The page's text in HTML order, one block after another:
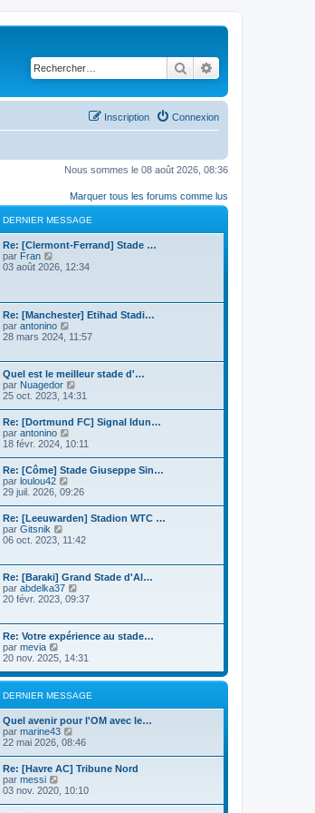
Rechercher
Connexion
Inscription
Nous sommes le 08 août 2026, 08:36
Marquer tous les forums comme lus
DERNIER MESSAGE
Re: [Clermont-Ferrand] Stade …
par Fran
o
t
e
r
e
d
e
r
n
i
e
r
m
e
s
s
a
g
e
03 août 2026, 12:34
Re: [Manchester] Etihad Stadi…
par antonino
o
u
l
t
e
r
l
d
e
r
n
i
e
r
m
s
a
g
e
28 mars 2024, 11:57
Quel est le meilleur stade d'…
par Nuagedor
o
s
u
t
e
r
e
d
e
r
n
i
r
m
e
s
a
g
25 oct. 2023, 14:31
Re: [Dortmund FC] Signal Idun…
par antonino
o
u
t
e
r
e
e
r
n
i
e
m
e
s
a
g
e
18 févr. 2024, 10:11
Re: [Côme] Stade Giuseppe Sin…
par loulou42
o
s
u
l
t
r
l
e
d
r
n
i
e
r
m
s
s
a
g
e
29 juil. 2026, 09:26
Re: [Leeuwarden] Stadion WTC …
par Gitsnik
o
u
l
t
e
l
e
e
r
n
i
e
r
m
e
s
s
a
e
06 oct. 2023, 11:42
Re: [Baraki] Grand Stade d'Al…
par abdelka37
o
l
t
e
r
l
e
d
e
n
e
r
e
s
20 févr. 2023, 09:37
Re: Votre expérience au stade…
par mevia
s
l
t
e
r
e
d
n
i
20 nov. 2025, 14:31
DERNIER MESSAGE
Quel avenir pour l'OM avec le…
par marine43
o
s
u
l
t
e
22 mai 2026, 08:46
Re: [Havre AC] Tribune Nord
par messi
03 nov. 2020, 10:10